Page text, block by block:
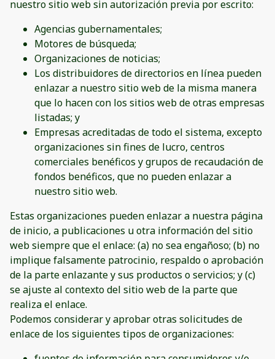
nuestro sitio web sin autorización previa por escrito:
Agencias gubernamentales;
Motores de búsqueda;
Organizaciones de noticias;
Los distribuidores de directorios en línea pueden
enlazar a nuestro sitio web de la misma manera
que lo hacen con los sitios web de otras empresas
listadas; y
Empresas acreditadas de todo el sistema, excepto
organizaciones sin fines de lucro, centros
comerciales benéficos y grupos de recaudación de
fondos benéficos, que no pueden enlazar a
nuestro sitio web.
Estas organizaciones pueden enlazar a nuestra página
de inicio, a publicaciones u otra información del sitio
web siempre que el enlace: (a) no sea engañoso; (b) no
implique falsamente patrocinio, respaldo o aprobación
de la parte enlazante y sus productos o servicios; y (c)
se ajuste al contexto del sitio web de la parte que
realiza el enlace.
Podemos considerar y aprobar otras solicitudes de
enlace de los siguientes tipos de organizaciones: